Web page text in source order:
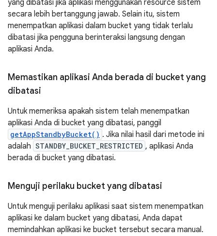
yang dibatasi jika aplikasi menggunakan resource sistem
secara lebih bertanggung jawab. Selain itu, sistem
menempatkan aplikasi dalam bucket yang tidak terlalu
dibatasi jika pengguna berinteraksi langsung dengan
aplikasi Anda.
Memastikan aplikasi Anda berada di bucket yang
dibatasi
Untuk memeriksa apakah sistem telah menempatkan
aplikasi Anda di bucket yang dibatasi, panggil
getAppStandbyBucket() . Jika nilai hasil dari metode ini
adalah STANDBY_BUCKET_RESTRICTED , aplikasi Anda
berada di bucket yang dibatasi.
Menguji perilaku bucket yang dibatasi
Untuk menguji perilaku aplikasi saat sistem menempatkan
aplikasi ke dalam bucket yang dibatasi, Anda dapat
memindahkan aplikasi ke bucket tersebut secara manual.